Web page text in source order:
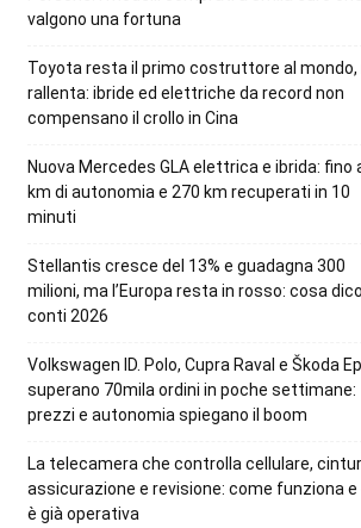
valgono una fortuna
Toyota resta il primo costruttore al mondo,
rallenta: ibride ed elettriche da record non
compensano il crollo in Cina
Nuova Mercedes GLA elettrica e ibrida: fino
km di autonomia e 270 km recuperati in 10
minuti
Stellantis cresce del 13% e guadagna 300
milioni, ma l’Europa resta in rosso: cosa
conti 2026
Volkswagen ID. Polo, Cupra Raval e Škoda
superano 70mila ordini in poche settimane:
prezzi e autonomia spiegano il boom
La telecamera che controlla cellulare,
assicurazione e revisione: come funziona e
è già operativa